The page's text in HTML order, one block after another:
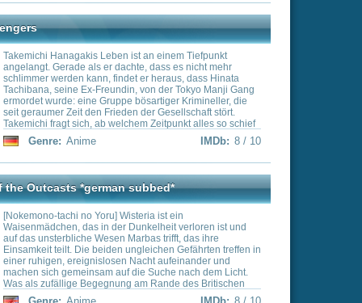
Kellnerin, deren
wurde. Er will
– die Schwierigkeiten
IMDb:7.9 / 10
eine aufregende neue
Freunde und Gegner,
interessante Gruppen
Entdecker und weitere
Pokémon.
IMDb:7.8 / 10
und Reg sind endlich im
Tiefenschicht
mit der Weißpfeife